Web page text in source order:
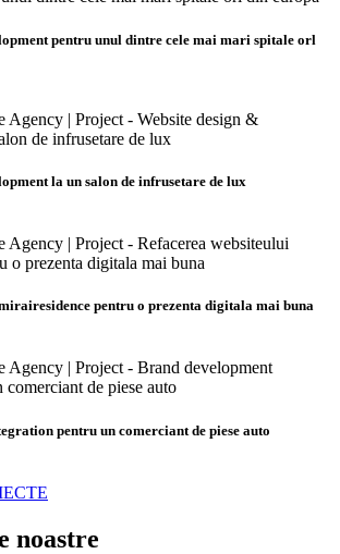
pentru unul dintre cele mai mari spitale orl
la un salon de infrusetare de lux
pentru o prezenta digitala mai buna
pentru un comerciant de piese auto
noastre